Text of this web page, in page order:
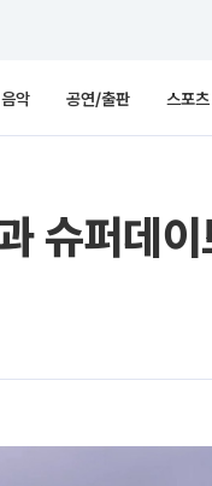
음악 공연/출판 스포츠
슈퍼데